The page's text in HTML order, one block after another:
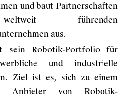
und baut Partnerschaften
führenden
aus.
sein Robotik-Portfolio für
und industrielle
Ziel ist es, sich zu einem
Anbieter von Robotik-